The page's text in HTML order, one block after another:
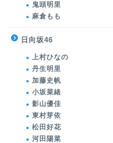
鬼頭明里
麻倉もも
日向坂46
上村ひなの
丹生明里
加藤史帆
小坂菜緒
影山優佳
東村芽依
松田好花
河田陽菜